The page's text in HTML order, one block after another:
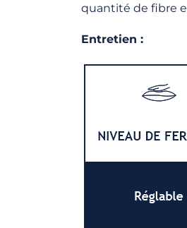
quantité de fibre
Entretien :